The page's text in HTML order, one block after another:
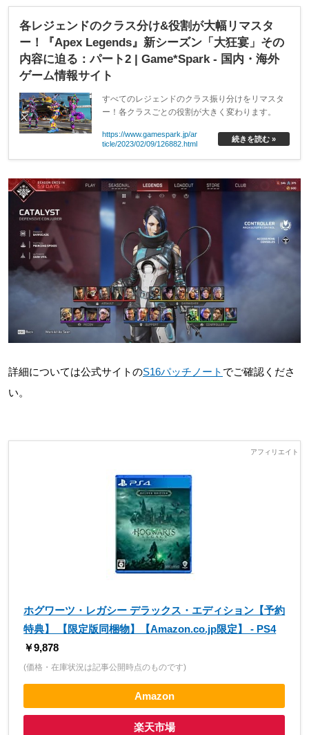
各レジェンドのクラス分け&役割が大幅リマスタ
ー！『Apex Legends』新シーズン「大狂宴」その
内容に迫る：パート2 | Game*Spark - 国内・海外
ゲーム情報サイト
すべてのレジェンドのクラス振り分けをリマスタ
ー！各クラスごとの役割が大きく変わります。
https://www.gamespark.jp/ar
ticle/2023/02/09/126882.html
続きを読む »
詳細については公式サイトのS16パッチノート でご確認くださ
い。
ホグワーツ・レガシー デラックス・エディション【予約
特典】 【限定版同梱物】【Amazon.co.jp限定】 - PS4
￥9,878
(価格・在庫状況は記事公開時点のものです)
Amazon
楽天市場